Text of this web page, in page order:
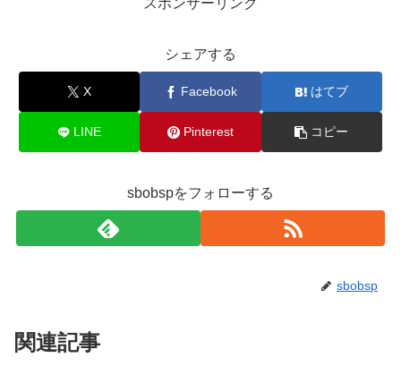
スポンサーリンク
シェアする
X Facebook はてブ
LINE Pinterest コピー
sbobspをフォローする
sbobsp
関連記事